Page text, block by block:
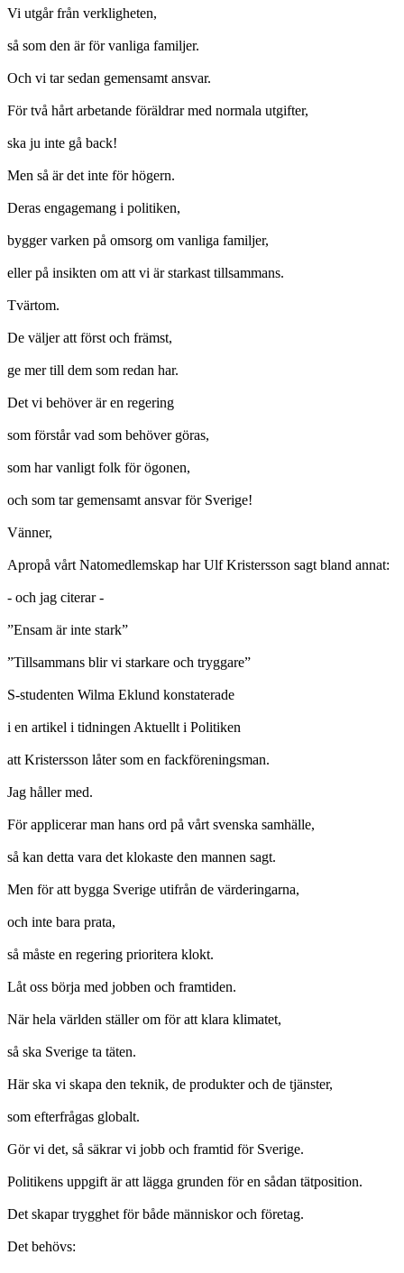
Vi utgår från verkligheten,
så som den är för vanliga familjer.
Och vi tar sedan gemensamt ansvar.
För två hårt arbetande föräldrar med normala utgifter,
ska ju inte gå back!
Men så är det inte för högern.
Deras engagemang i politiken,
bygger varken på omsorg om vanliga familjer,
eller på insikten om att vi är starkast tillsammans.
Tvärtom.
De väljer att först och främst,
ge mer till dem som redan har.
Det vi behöver är en regering
som förstår vad som behöver göras,
som har vanligt folk för ögonen,
och som tar gemensamt ansvar för Sverige!
Vänner,
Apropå vårt Natomedlemskap har Ulf Kristersson sagt bland annat:
- och jag citerar -
”Ensam är inte stark”
”Tillsammans blir vi starkare och tryggare”
S-studenten Wilma Eklund konstaterade
i en artikel i tidningen Aktuellt i Politiken
att Kristersson låter som en fackföreningsman.
Jag håller med.
För applicerar man hans ord på vårt svenska samhälle,
så kan detta vara det klokaste den mannen sagt.
Men för att bygga Sverige utifrån de värderingarna,
och inte bara prata,
så måste en regering prioritera klokt.
Låt oss börja med jobben och framtiden.
När hela världen ställer om för att klara klimatet,
så ska Sverige ta täten.
Här ska vi skapa den teknik, de produkter och de tjänster,
som efterfrågas globalt.
Gör vi det, så säkrar vi jobb och framtid för Sverige.
Politikens uppgift är att lägga grunden för en sådan tätposition.
Det skapar trygghet för både människor och företag.
Det behövs: